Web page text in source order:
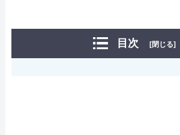
目次 [閉じる]